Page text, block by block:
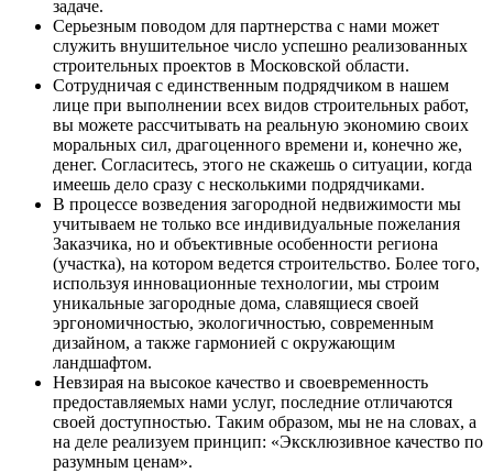
задаче.
Серьезным поводом для партнерства с нами может
служить внушительное число успешно реализованных
строительных проектов в Московской области.
Сотрудничая с единственным подрядчиком в нашем
лице при выполнении всех видов строительных работ,
вы можете рассчитывать на реальную экономию своих
моральных сил, драгоценного времени и, конечно же,
денег. Согласитесь, этого не скажешь о ситуации, когда
имеешь дело сразу с несколькими подрядчиками.
В процессе возведения загородной недвижимости мы
учитываем не только все индивидуальные пожелания
Заказчика, но и объективные особенности региона
(участка), на котором ведется строительство. Более того,
используя инновационные технологии, мы строим
уникальные загородные дома, славящиеся своей
эргономичностью, экологичностью, современным
дизайном, а также гармонией с окружающим
ландшафтом.
Невзирая на высокое качество и своевременность
предоставляемых нами услуг, последние отличаются
своей доступностью. Таким образом, мы не на словах, а
на деле реализуем принцип: «Эксклюзивное качество по
разумным ценам».